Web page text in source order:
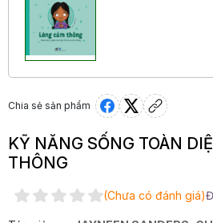
Chia sẻ sản phẩm
KỸ NĂNG SỐNG TOÀN
THÔNG
(Chưa có đánh giá)